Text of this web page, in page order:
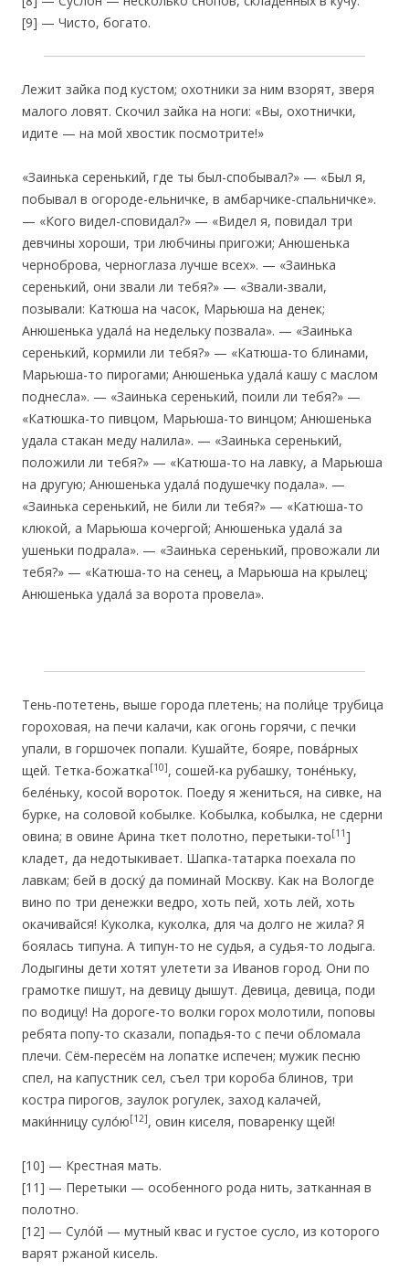
[9] — Чисто, богато.
Лежит зайка под кустом; охотники за ним взорят, зверя
малого ловят. Скочил зайка на ноги: «Вы, охотнички,
идите — на мой хвостик посмотрите!»
«Заинька серенький, где ты был-спобывал?» — «Был я,
побывал в огороде-ельничке, в амбарчике-спальничке».
— «Кого видел-сповидал?» — «Видел я, повидал три
девчины хороши, три любчины пригожи; Анюшенька
черноброва, черноглаза лучше всех». — «Заинька
серенький, они звали ли тебя?» — «Звали-звали,
позывали: Катюша на часок, Марьюша на денек;
Анюшенька удала́ на недельку позвала». — «Заинька
серенький, кормили ли тебя?» — «Катюша-то блинами,
Марьюша-то пирогами; Анюшенька удала́ кашу с маслом
поднесла». — «Заинька серенький, поили ли тебя?» —
«Катюшка-то пивцом, Марьюша-то винцом; Анюшенька
удала стакан меду налила». — «Заинька серенький,
положили ли тебя?» — «Катюша-то на лавку, а Марьюша
на другую; Анюшенька удала́ подушечку подала». —
«Заинька серенький, не били ли тебя?» — «Катюша-то
клюкой, а Марьюша кочергой; Анюшенька удала́ за
ушеньки подрала». — «Заинька серенький, провожали ли
тебя?» — «Катюша-то на сенец, а Марьюша на крылец;
Анюшенька удала́ за ворота провела».
Тень-потетень, выше города плетень; на поли́це трубица
гороховая, на печи калачи, как огонь горячи, с печки
упали, в горшочек попали. Кушайте, бояре, пова́рных
щей. Тетка-божатка[10], сошей-ка рубашку, тоне́ньку,
беле́ньку, косой вороток. Поеду я жениться, на сивке, на
бурке, на соловой кобылке. Кобылка, кобылка, не сдерни
овина; в овине Арина ткет полотно, перетыки-то[11]
кладет, да недотыкивает. Шапка-татарка поехала по
лавкам; бей в доску́ да поминай Москву. Как на Вологде
вино по три денежки ведро, хоть пей, хоть лей, хоть
окачивайся! Куколка, куколка, для ча долго не жила? Я
боялась типуна. А типун-то не судья, а судья-то лодыга.
Лодыгины дети хотят улетети за Иванов город. Они по
грамотке пишут, на девицу дышут. Девица, девица, поди
по водицу! На дороге-то волки горох молотили, поповы
ребята попу-то сказали, попадья-то с печи обломала
плечи. Сём-пересём на лопатке испечен; мужик песню
спел, на капустник сел, съел три короба блинов, три
костра пирогов, заулок рогулек, заход калачей,
маки́нницу суло́ю[12], овин киселя, поваренку щей!
[10] — Крестная мать.
[11] — Перетыки — особенного рода нить, затканная в
полотно.
[12] — Суло́й — мутный квас и густое сусло, из которого
варят ржаной кисель.